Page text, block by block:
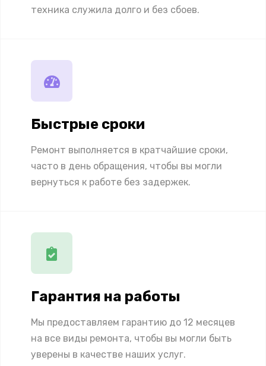
техника служила долго и без сбоев.
Быстрые сроки
Ремонт выполняется в кратчайшие сроки,
часто в день обращения, чтобы вы могли
вернуться к работе без задержек.
Гарантия на работы
Мы предоставляем гарантию до 12 месяцев
на все виды ремонта, чтобы вы могли быть
уверены в качестве наших услуг.